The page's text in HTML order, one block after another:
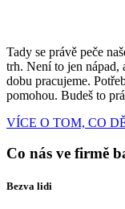
Tady se právě peče
trh. Není to jen nápad,
dobu pracujeme.
pomohou. Budeš to
VÍCE O TOM, CO
Co nás ve firmě
Bezva lidi